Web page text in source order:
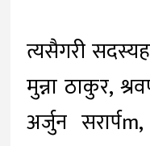
त्यसैगरी
मुन्ना ठाकुर,
अर्जुन